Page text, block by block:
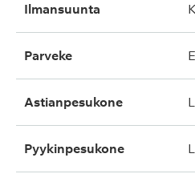
ilmansuunta
parveke
astianpesukone
pyykinpesukone